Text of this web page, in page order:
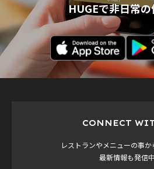
HUGEで非日常の
CONNECT
レストランやメニューの事か
最新情報も発信